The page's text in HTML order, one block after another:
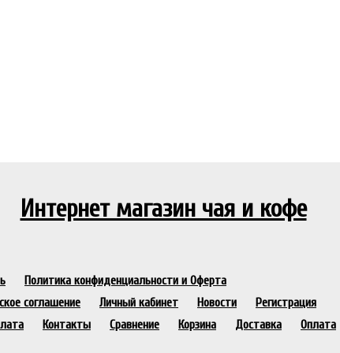
Интернет магазин чая и кофе
Политика конфиденциальности и Оферта
соглашение
Личный кабинет Новости
Регистрация
Контакты Сравнение Корзина Доставка Оплата